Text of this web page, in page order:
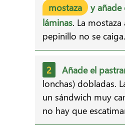
mostaza
y añade
láminas. La
pepinillo no se caiga.
Añade el
lonchas) dobladas.
un sándwich muy
no hay que